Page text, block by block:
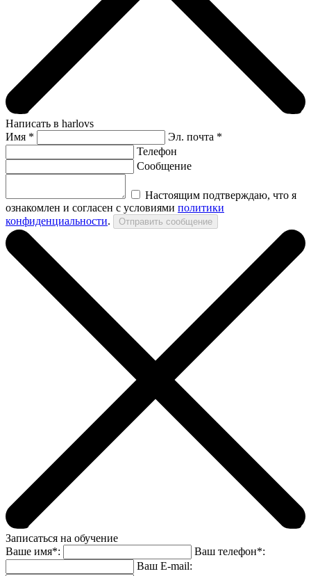
Написать в harlovs
Имя *
Эл. почта *
Телефон
Сообщение
Настоящим подтверждаю, что я
ознакомлен и согласен с условиями политики
конфиденциальности.
Записаться на обучение
Ваше имя*:
Ваш телефон*:
Ваш E-mail: